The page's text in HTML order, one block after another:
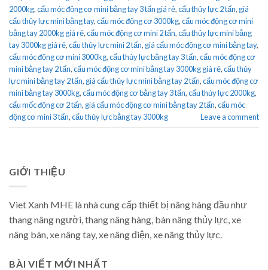
2000kg,cẩu móc động cơ mini bằng tay 3 tấn giá rẻ,cẩu thủy lực 2 tấn, giá
cẩu thủy lực mini bằng tay,cẩu móc động cơ 3000kg,cẩu móc động cơ mini
bằng tay 2000kg giá rẻ,cẩu móc động cơ mini 2 tấn,cẩu thủy lực mini bằng
tay 3000kg giá rẻ,cẩu thủy lực mini 2 tấn, giá cẩu móc động cơ mini bằng tay,
cẩu móc động cơ mini 3000kg,cẩu thủy lực bằng tay 3 tấn,cẩu móc động cơ
mini bằng tay 2 tấn,cẩu móc động cơ mini bằng tay 3000kg giá rẻ,cẩu thủy
lực mini bằng tay 2 tấn, giá cẩu thủy lực mini bằng tay 2 tấn,cẩu móc động cơ
mini bằng tay 3000kg,cẩu móc động cơ bằng tay 3 tấn,cẩu thủy lực 2000kg,
cẩu mốc động cơ 2 tấn, giá cẩu móc động cơ mini bằng tay 2 tấn,cẩu móc
động cơ mini 3 tấn,cẩu thủy lực bằng tay 3000kg Leave a comment
GIỚI THIỆU
Viet Xanh MHE là nhà cung cấp thiết bị nâng hàng đầu như
thang nâng người, thang nâng hàng, bàn nâng thủy lực, xe
nâng bàn, xe nâng tay, xe nâng điện, xe nâng thủy lực.
BÀI VIẾT MỚI NHẤT